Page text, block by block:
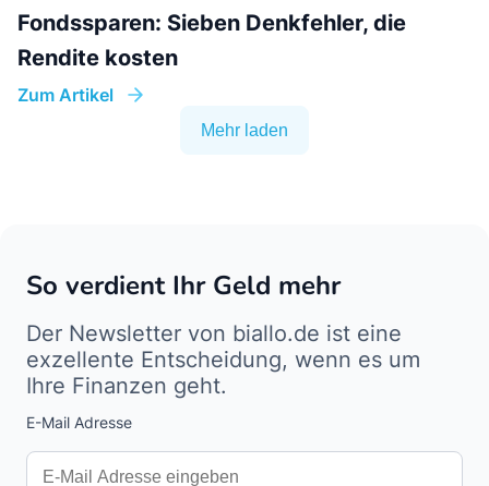
Fondssparen: Sieben Denkfehler, die
Rendite kosten
Zum Artikel
Mehr laden
So verdient Ihr Geld mehr
Der Newsletter von biallo.de ist eine
exzellente Entscheidung, wenn es um
Ihre Finanzen geht.
E-Mail Adresse
Interests
Amount